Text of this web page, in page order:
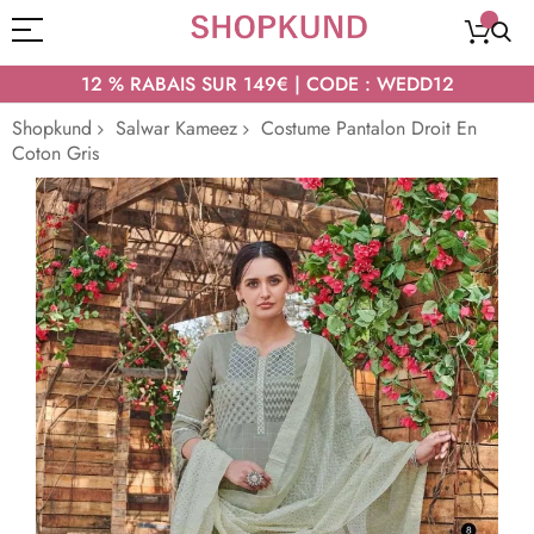
12 % RABAIS SUR 149€ | CODE : WEDD12
Shopkund
Salwar Kameez
Costume Pantalon Droit En
Coton Gris
Passer
à
la
fin
de
la
galerie
d’images